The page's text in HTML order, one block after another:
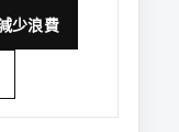
少浪費